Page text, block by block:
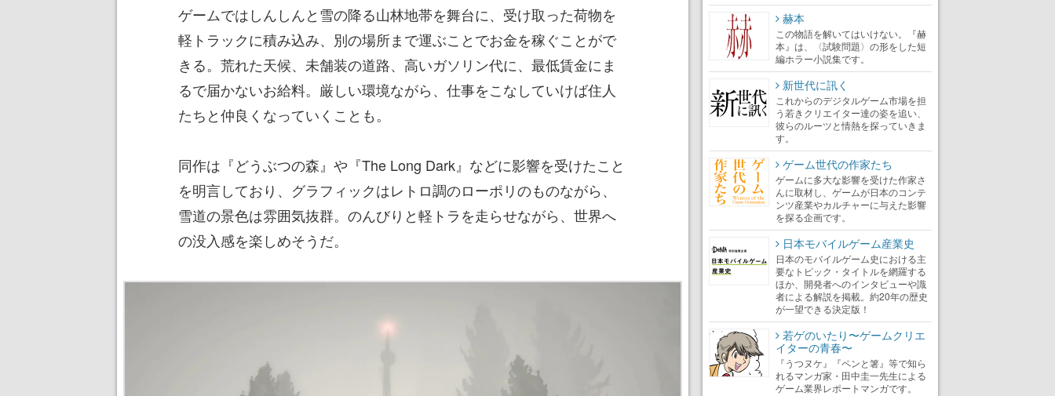
ゲームではしんしんと雪の降る山林地帯を舞台に、受け取った荷物を
軽トラックに積み込み、別の場所まで運ぶことでお金を稼ぐことがで
きる。荒れた天候、未舗装の道路、高いガソリン代に、最低賃金にま
るで届かないお給料。厳しい環境ながら、仕事をこなしていけば住人
たちと仲良くなっていくことも。
同作は『どうぶつの森』や『The Long Dark』などに影響を受けたこと
を明言しており、グラフィックはレトロ調のローポリのものながら、
雪道の景色は雰囲気抜群。のんびりと軽トラを走らせながら、世界へ
の没入感を楽しめそうだ。
赫本
この物語を解いてはいけない。『赫
本』は、〈試験問題〉の形をした短
編ホラー小説集です。
新世代に訊く
これからのデジタルゲーム市場を担
う若きクリエイター達の姿を追い、
彼らのルーツと情熱を探っていきま
す。
ゲーム世代の作家たち
ゲームに多大な影響を受けた作家さ
んに取材し、ゲームが日本のコンテ
ンツ産業やカルチャーに与えた影響
を探る企画です。
日本モバイルゲーム産業史
日本のモバイルゲーム史における主
要なトピック・タイトルを網羅する
ほか、開発者へのインタビューや識
者による解説を掲載。約20年の歴史
が一望できる決定版！
若ゲのいたり〜ゲームクリエ
イターの青春〜
『うつヌケ』『ペンと箸』等で知ら
れるマンガ家・田中圭一先生による
ゲーム業界レポートマンガです。